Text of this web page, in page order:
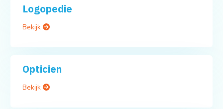
Logopedie
Bekijk
Opticien
Bekijk